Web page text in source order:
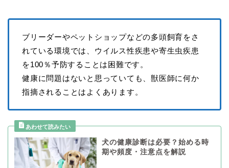
ブリーダーやペットショップなどの多頭飼育をさ
れている環境では、ウイルス性疾患や寄生虫疾患
を100％予防することは困難です。
健康に問題はないと思っていても、獣医師に何か
指摘されることはよくあります。
犬の健康診断は必要？始める時
期や頻度・注意点を解説